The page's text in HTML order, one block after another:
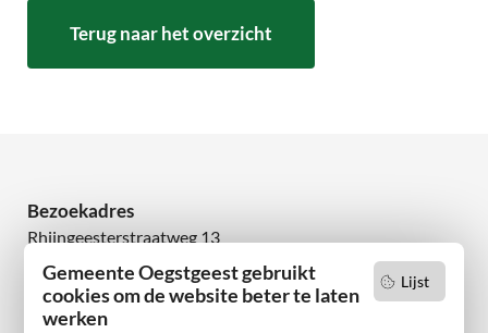
Lijst
Gemeente Oegstgeest gebruikt
cookies om de website beter te laten
werken
Terug naar het overzicht
Bezoekadres
Rhijngeesterstraatweg 13
2342 AN Oegstgeest
Wilt u niets missen?